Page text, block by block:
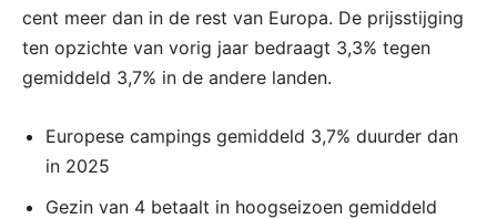
cent meer dan in de rest van Europa. De prijsstijging
ten opzichte van vorig jaar bedraagt 3,3% tegen
gemiddeld 3,7% in de andere landen.
Europese campings gemiddeld 3,7% duurder dan
in 2025
Gezin van 4 betaalt in hoogseizoen gemiddeld